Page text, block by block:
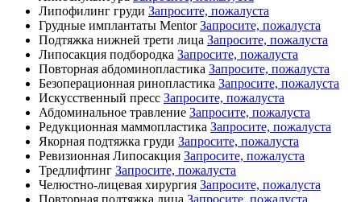
Липофилинг груди Запросите, пожалуста
Грудные имплантаты Mentor Запросите, пожалуста
Подтяжка нижней трети лица Запросите, пожалуста
Липосакция подбородка Запросите, пожалуста
Повторная абдоминопластика Запросите, пожалуста
Безоперационная ринопластика Запросите, пожалуста
Искусственный пресс Запросите, пожалуста
Абдоминальное травление Запросите, пожалуста
Редукционная маммопластика Запросите, пожалуста
Якорная подтяжка груди Запросите, пожалуста
Ревизионная Липосакция Запросите, пожалуста
Тредлифтинг Запросите, пожалуста
Челюстно-лицевая хирургия Запросите, пожалуста
Повторная подтяжка лица Запросите, пожалуста